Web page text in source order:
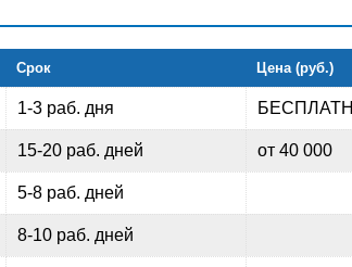
Срок Цена (руб.)
1-3 раб. дня
15-20 раб. дней от 40 000
5-8 раб. дней
8-10 раб. дней